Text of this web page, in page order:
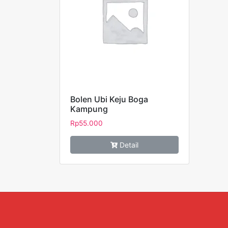
Bolen Ubi Keju Boga
Kampung
Rp55.000
Detail